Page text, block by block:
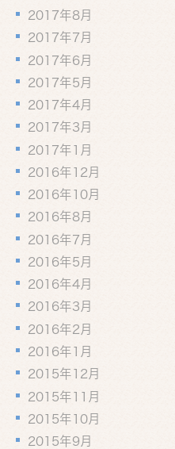
2017年8月
2017年7月
2017年6月
2017年5月
2017年4月
2017年3月
2017年1月
2016年12月
2016年10月
2016年8月
2016年7月
2016年5月
2016年4月
2016年3月
2016年2月
2016年1月
2015年12月
2015年11月
2015年10月
2015年9月